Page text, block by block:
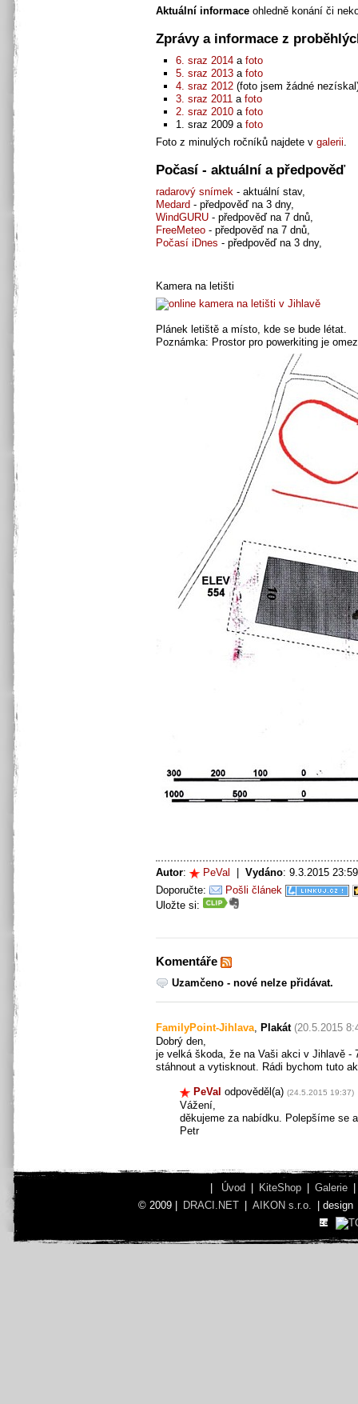
Aktuální informace ohledně konání či
Zprávy a informace z
6. sraz 2014 a foto
5. sraz 2013 a foto
4. sraz 2012 (foto jsem žádné
3. sraz 2011 a foto
2. sraz 2010 a foto
1. sraz 2009 a foto
Foto z minulých ročníků najdete v galerii.
Počasí - aktuální a předpověď
radarový snímek - aktuální stav,
Medard - předpověď na 3 dny,
WindGURU - předpověď na 7 dnů,
FreeMeteo - předpověď na 7 dnů,
Počasí iDnes - předpověď na 3 dny,
Kamera na letišti
Plánek letiště a místo, kde se bude létat.
Poznámka: Prostor pro powerkiting je
Autor: PeVal Vydáno: 9.3.2015
Doporučte:
Pošli článek
Uložte si:
Komentáře
Uzamčeno - nové nelze přidávat.
FamilyPoint-Jihlava, Plakát (20.5.2015
Dobrý den,
je velká škoda, že na Vaši akci v Jihlavě -
stáhnout a vytisknout. Rádi bychom tuto
PeVal odpověděl(a) (24.5.2015 19:37)
Vážení,
děkujeme za nabídku. Polepšíme se
Petr
Úvod KiteShop Galerie
© 2009 |
DRACI.NET AIKON s.r.o. | design